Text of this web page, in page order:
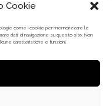
Cookie
come i cookie per memorizzare le
dati di navigazione su questo sito. Non
caratteristiche e funzioni.